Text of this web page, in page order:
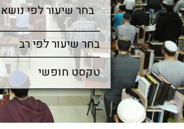
בחר שיעור לפי נושא
בחר שיעור לפי נושא
בחר שיעור לפי רב